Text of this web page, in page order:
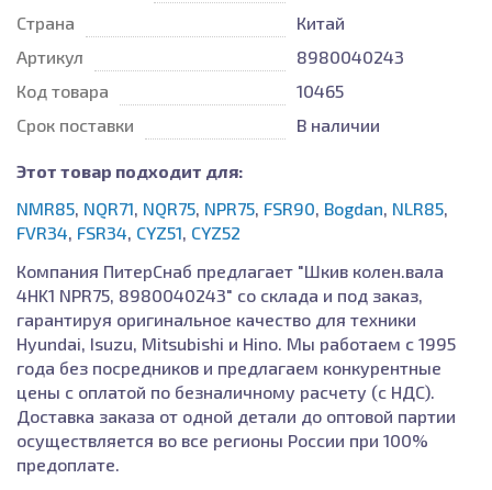
Страна
Китай
Артикул
8980040243
Код товара
10465
Срок поставки
В наличии
Этот товар подходит для:
NMR85, NQR71, NQR75, NPR75, FSR90, Bogdan, NLR85,
FVR34, FSR34, CYZ51, CYZ52
Компания ПитерСнаб предлагает "Шкив колен.вала
4HK1 NPR75, 8980040243" со склада и под заказ,
гарантируя оригинальное качество для техники
Hyundai, Isuzu, Mitsubishi и Hino. Мы работаем с 1995
года без посредников и предлагаем конкурентные
цены с оплатой по безналичному расчету (с НДС).
Доставка заказа от одной детали до оптовой партии
осуществляется во все регионы России при 100%
предоплате.